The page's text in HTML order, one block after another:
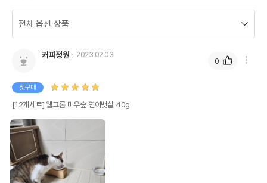
커피정원 2023.02.03
첫구매
[12개세트] 웰그롬 미우숲 연어뱃살 40g
0